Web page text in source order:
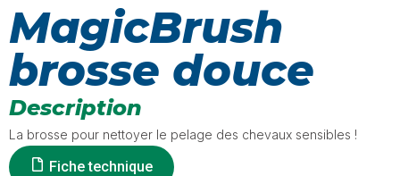
MagicBrush
brosse douce
Description
La brosse pour nettoyer le pelage des chevaux sensibles !
Fiche technique